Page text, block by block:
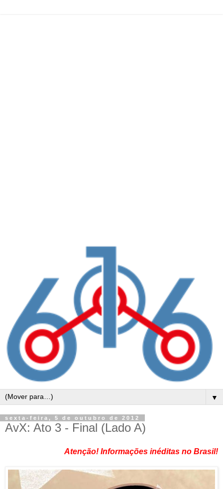
▼
sexta-feira, 5 de outubro de 2012
AvX: Ato 3 - Final (Lado A)
Atenção! Informações inéditas no Brasil!